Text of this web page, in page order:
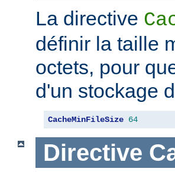
La directive
définir la taille
octets, pour
d'un stockage
CacheMinFileSize 64
Directive